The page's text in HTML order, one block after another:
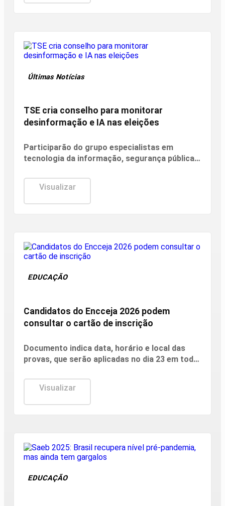
Últimas Notícias
TSE cria conselho para monitorar
desinformação e IA nas eleições
Participarão do grupo especialistas em
tecnologia da informação, segurança pública,
nomes ainda não foram escolhidos pelo TSE.
Visualizar
EDUCAÇÃO
Candidatos do Encceja 2026 podem
consultar o cartão de inscrição
Documento indica data, horário e local das
provas, que serão aplicadas no dia 23 em todo
Visualizar
EDUCAÇÃO